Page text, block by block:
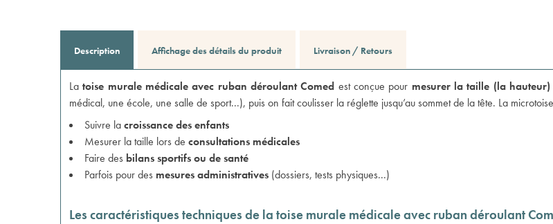
Description Affichage des détails du produit Livraison / Retours
Latoise murale médicale avec ruban déroulant Comed est conçue pour mesurer la taille (la hauteur)
médical, une école, une salle de sport...), puis on fait coulisser la réglette jusqu’au sommet de la tête. La
Suivre lacroissance des enfants
Mesurer la taille lors de consultations médicales
Faire des bilans sportifs ou de santé
Parfois pour des mesures administratives (dossiers, tests physiques...)
Les caractéristiques techniques de la toise murale médicale avec ruban déroulant